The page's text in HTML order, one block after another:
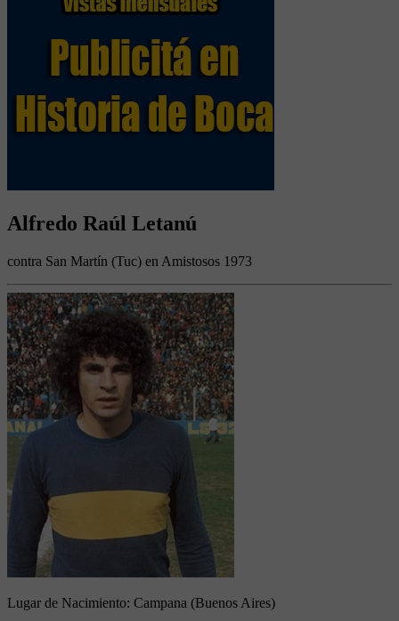
Alfredo Raúl Letanú
contra San Martín (Tuc) en Amistosos 1973
Lugar de Nacimiento: Campana (Buenos Aires)